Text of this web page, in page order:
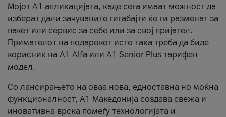
Мојот А1 апликацијата, каде сега имаат можност да
изберат дали зачуваните гигабајти ќе ги разменат за
пакет или сервис за себе или за свој пријател.
Примателот на подарокот исто така треба да биде
корисник на А1 Alfa или A1 Senior Plus тарифен
модел.
Со лансирањето на оваа нова, едноставна но моќна
функционалност, А1 Македонија создава свежа и
иновативна врска помеѓу технологијата и